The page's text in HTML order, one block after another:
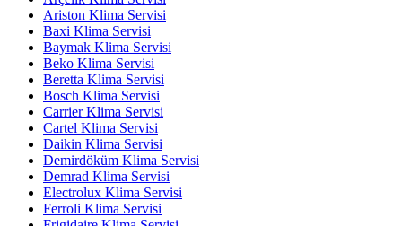
Ariston Klima Servisi
Baxi Klima Servisi
Baymak Klima Servisi
Beko Klima Servisi
Beretta Klima Servisi
Bosch Klima Servisi
Carrier Klima Servisi
Cartel Klima Servisi
Daikin Klima Servisi
Demirdöküm Klima Servisi
Demrad Klima Servisi
Electrolux Klima Servisi
Ferroli Klima Servisi